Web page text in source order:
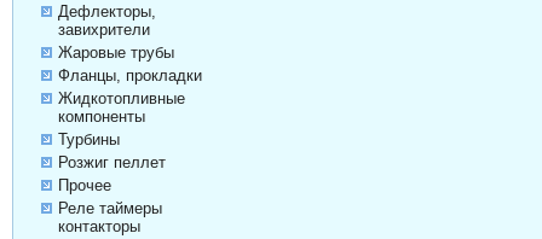
Дефлекторы,
завихрители
Жаровые трубы
Фланцы, прокладки
Жидкотопливные
компоненты
Турбины
Розжиг пеллет
Прочее
Реле таймеры
контакторы